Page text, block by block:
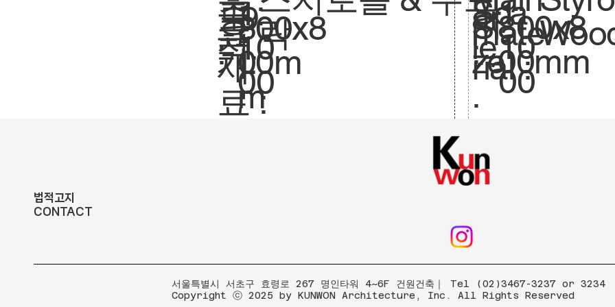
도
:
9
요
재
료 :
축
척.락
1:
10
00
크
기.
800x8
00m
m
ar
:
mate
rial :
Sca
le.
Si
ze
.
1:
10
00
800x8
00mm
법적고지
CONTACT
​서울특별시 서초구 효령로 267 명인타워 4~6F 건원건축｜ Tel (02)3467-3237 or 3234
Copyright ⓒ 2025 by KUNWON Architecture, Inc. All Rights Reserved